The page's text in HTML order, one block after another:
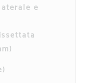
e